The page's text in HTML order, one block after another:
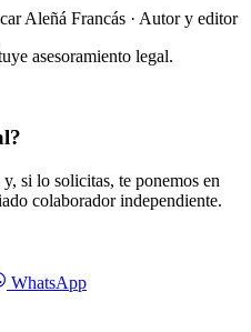
Aleñá Francás · Autor y editor
asesoramiento legal.
si lo solicitas, te ponemos en
colaborador independiente.
WhatsApp